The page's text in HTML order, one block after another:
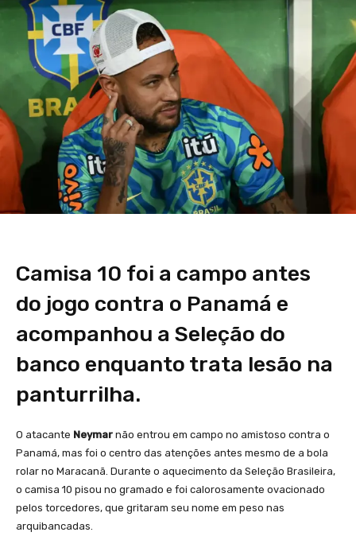
Camisa 10 foi a campo antes
do jogo contra o Panamá e
acompanhou a Seleção do
banco enquanto trata lesão na
panturrilha.
O atacante Neymar não entrou em campo no amistoso contra o
Panamá, mas foi o centro das atenções antes mesmo de a bola
rolar no Maracanã. Durante o aquecimento da Seleção Brasileira,
o camisa 10 pisou no gramado e foi calorosamente ovacionado
pelos torcedores, que gritaram seu nome em peso nas
arquibancadas.